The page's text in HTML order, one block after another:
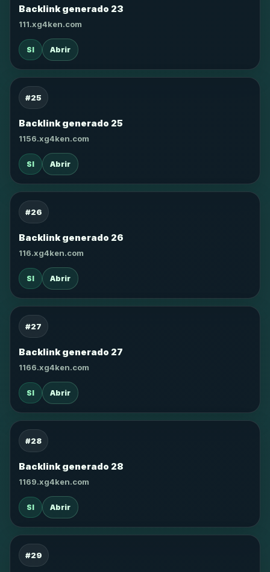
Backlink generado 23
111.xg4ken.com
SI Abrir
#25
Backlink generado 25
1156.xg4ken.com
SI Abrir
#26
Backlink generado 26
116.xg4ken.com
SI Abrir
#27
Backlink generado 27
1166.xg4ken.com
SI Abrir
#28
Backlink generado 28
1169.xg4ken.com
SI Abrir
#29